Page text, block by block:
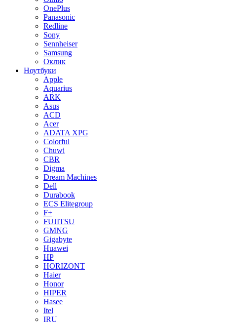
OnePlus
Panasonic
Redline
Sony
Sennheiser
Samsung
Оклик
Ноутбуки
Apple
Aquarius
ARK
Asus
ACD
Acer
ADATA XPG
Colorful
Chuwi
CBR
Digma
Dream Machines
Dell
Durabook
ECS Elitegroup
F+
FUJITSU
GMNG
Gigabyte
Huawei
HP
HORIZONT
Haier
Honor
HIPER
Hasee
Itel
IRU